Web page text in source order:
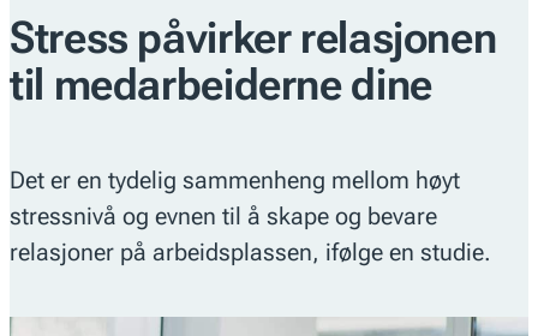
Stress påvirker relasjonen
til medarbeiderne dine
Det er en tydelig sammenheng mellom høyt
stressnivå og evnen til å skape og bevare
relasjoner på arbeidsplassen, ifølge en studie.